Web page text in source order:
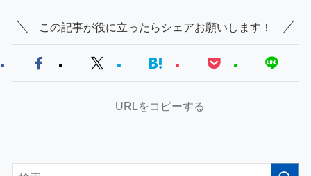
この記事が役に立ったらシェアお願いします！
URLをコピーする